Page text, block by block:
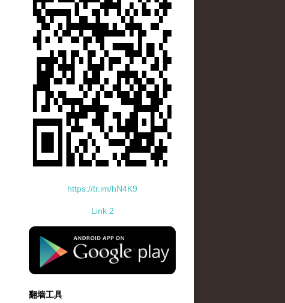
https://tr.im/hN4K9
Link 2
standard-icon-googleplay-app-store.png
翻墙工具